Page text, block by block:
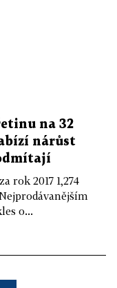
na 32
nárůst
rok 2017 1,274
o...